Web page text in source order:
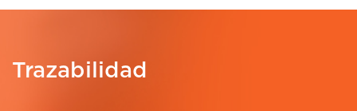
Trazabilidad